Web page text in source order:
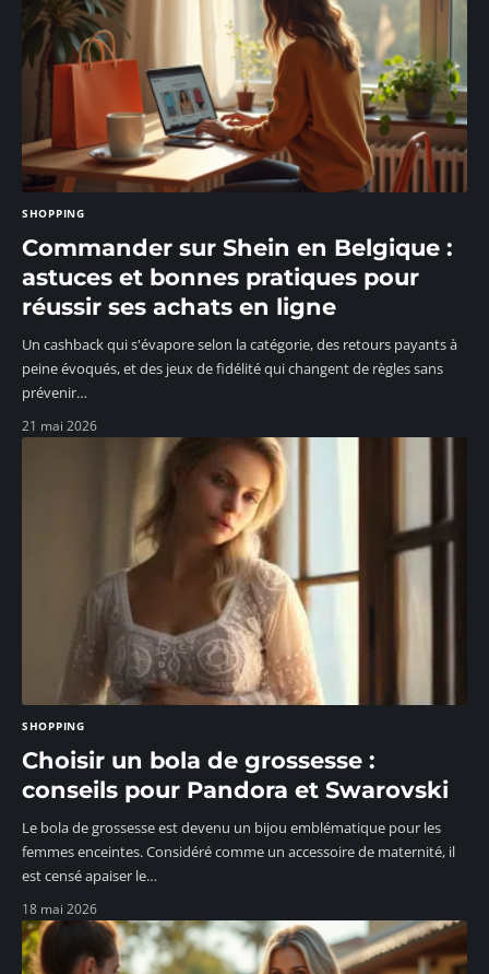
SHOPPING
Commander sur Shein en Belgique :
astuces et bonnes pratiques pour
réussir ses achats en ligne
Un cashback qui s'évapore selon la catégorie, des retours payants à
peine évoqués, et des jeux de fidélité qui changent de règles sans
prévenir…
21 mai 2026
SHOPPING
Choisir un bola de grossesse :
conseils pour Pandora et Swarovski
Le bola de grossesse est devenu un bijou emblématique pour les
femmes enceintes. Considéré comme un accessoire de maternité, il
est censé apaiser le…
18 mai 2026